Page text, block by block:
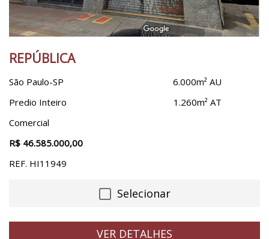
REPÚBLICA
São Paulo-SP
Predio Inteiro
Comercial
R$ 46.585.000,00
REF. HI11949
6.000m² AU
1.260m² AT
Selecionar
VER DETALHES